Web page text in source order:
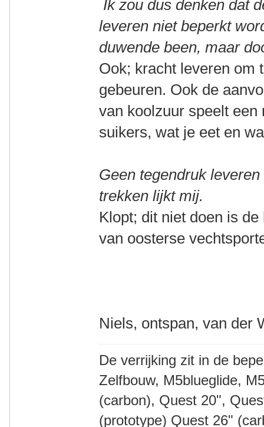
Ik zou dus denken dat
leveren niet beperkt
duwende been, maar
Ook; kracht leveren om
gebeuren. Ook de
van koolzuur speelt
suikers, wat je eet en
Geen tegendruk
trekken lijkt mij.
Klopt; dit niet doen is
van oosterse
Niels, ontspan, van der
De verrijking zit in de
Zelfbouw, M5blueglide,
(carbon), Quest 20",
(prototype) Quest 26"